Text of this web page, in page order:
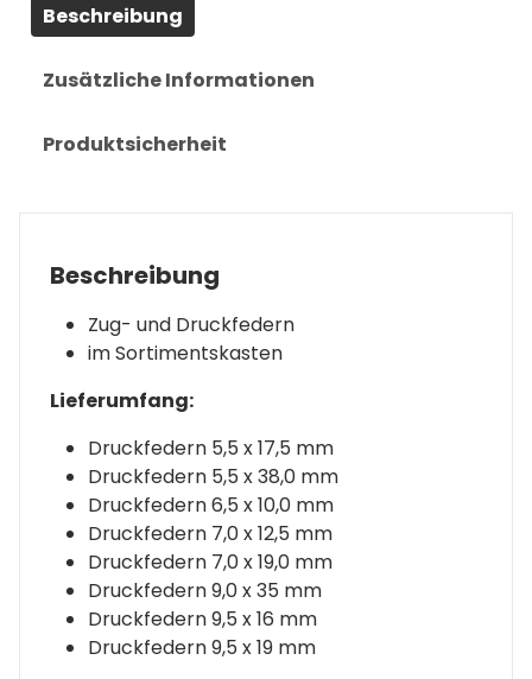
Beschreibung
Zusätzliche Informationen
Produktsicherheit
Beschreibung
Zug- und Druckfedern
im Sortimentskasten
Lieferumfang:
Druckfedern 5,5 x 17,5 mm
Druckfedern 5,5 x 38,0 mm
Druckfedern 6,5 x 10,0 mm
Druckfedern 7,0 x 12,5 mm
Druckfedern 7,0 x 19,0 mm
Druckfedern 9,0 x 35 mm
Druckfedern 9,5 x 16 mm
Druckfedern 9,5 x 19 mm